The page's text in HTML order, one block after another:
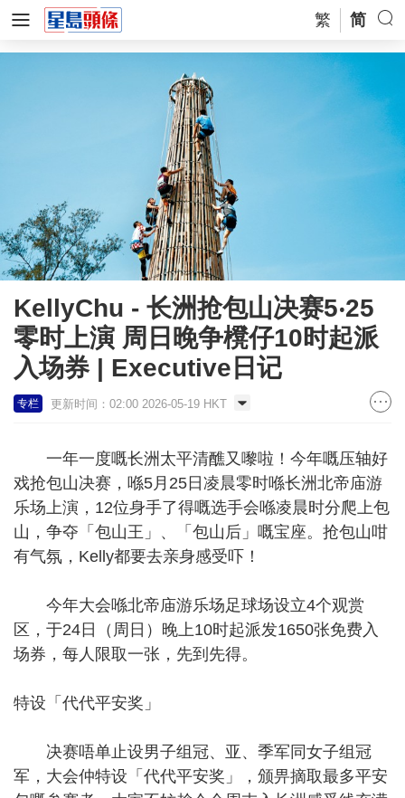
繁 简
KellyChu - 长洲抢包山决赛5‧25
零时上演 周日晚争櫈仔10时起派
入场券 | Executive日记
专栏 更新时间：02:00 2026-05-19 HKT
一年一度嘅长洲太平清醮又嚟啦！今年嘅压轴好
戏抢包山决赛，喺5月25日凌晨零时喺长洲北帝庙游
乐场上演，12位身手了得嘅选手会喺凌晨时分爬上包
山，争夺「包山王」、「包山后」嘅宝座。抢包山咁
有气氛，Kelly都要去亲身感受吓！
今年大会喺北帝庙游乐场足球场设立4个观赏
区，于24日（周日）晚上10时起派发1650张免费入
场券，每人限取一张，先到先得。
特设「代代平安奖」
决赛唔单止设男子组冠、亚、季军同女子组冠
军，大会仲特设「代代平安奖」，颁畀摘取最多平安